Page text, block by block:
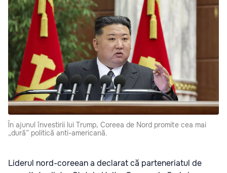
În ajunul învestirii lui Trump, Coreea de Nord promite cea mai
„dură” politică anti-americană.
Liderul nord-coreean a declarat că parteneriatul de